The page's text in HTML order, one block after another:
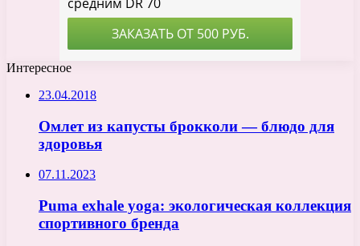
Интересное
23.04.2018
Омлет из капусты брокколи — блюдо для
здоровья
07.11.2023
Puma exhale yoga: экологическая коллекция
спортивного бренда